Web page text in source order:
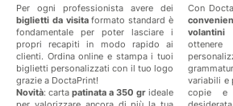
Per ogni professionista avere dei
biglietti da visitaformato standard è
fondamentale per poter lasciare i
propri recapiti in modo rapido ai
clienti. Ordina online e stampa i tuoi
biglietti personalizzati con il tuo logo
grazie a DoctaPrint!
Novità: carta patinata a 350 gr ideale
Con
volantini
variabili e
copie e